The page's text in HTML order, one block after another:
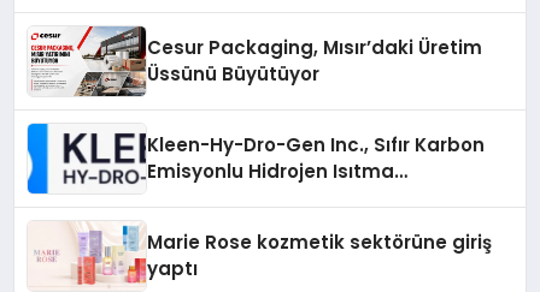
Cesur Packaging, Mısır’daki Üretim
Üssünü Büyütüyor
Kleen-Hy-Dro-Gen Inc., Sıfır Karbon
Emisyonlu Hidrojen Isıtma
Marie Rose kozmetik sektörüne giriş
yaptı